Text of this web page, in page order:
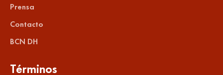
Prensa
Contacto
BCN DH
Términos